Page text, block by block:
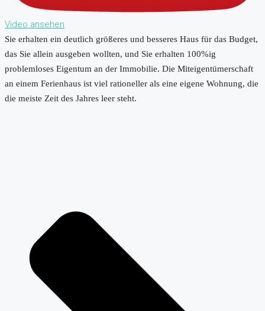
Video ansehen
Sie erhalten ein deutlich größeres und besseres Haus für das Budget,
das Sie allein ausgeben wollten, und Sie erhalten 100%ig
problemloses Eigentum an der Immobilie. Die Miteigentümerschaft
an einem Ferienhaus ist viel rationeller als eine eigene Wohnung, die
die meiste Zeit des Jahres leer steht.